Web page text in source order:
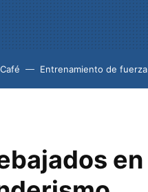
Café Entrenamiento de fuerza
en